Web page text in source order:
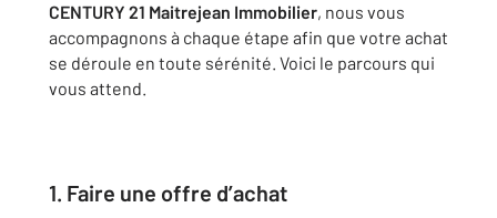
CENTURY 21 Maitrejean Immobilier, nous vous
accompagnons à chaque étape afin que votre achat
se déroule en toute sérénité. Voici le parcours qui
vous attend.
1. Faire une offre d’achat